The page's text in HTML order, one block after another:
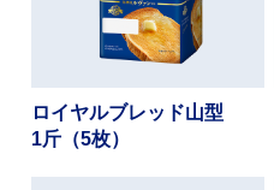
ロイヤルブレッド山型
1斤（5枚）